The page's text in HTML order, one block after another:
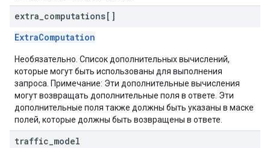
extra computations[]
ExtraComputation
Необязательно. Список дополнительных вычислений,
которые могут быть использованы для выполнения
запроса. Примечание: Эти дополнительные вычисления
могут возвращать дополнительные поля в ответе. Эти
дополнительные поля также должны быть указаны в маске
полей, которые должны быть возвращены в ответе.
traffic model